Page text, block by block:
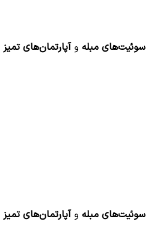
سوئیت‌های مبله وآپارتمان‌های تمیز
سوئیت‌های مبله وآپارتمان‌های تمیز